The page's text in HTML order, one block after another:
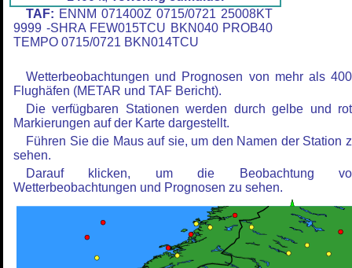
TAF: ENNM 071400Z 0715/0721 25008KT
9999 -SHRA FEW015TCU BKN040 PROB40
TEMPO 0715/0721 BKN014TCU
Wetterbeobachtungen und Prognosen von mehr als
Flughäfen (METAR und TAF Bericht).
Die verfügbaren Stationen werden durch gelbe und
Markierungen auf der Karte dargestellt.
Führen Sie die Maus auf sie, um den Namen der Station
sehen.
Darauf klicken, um die Beobachtung
Wetterbeobachtungen und Prognosen zu sehen.